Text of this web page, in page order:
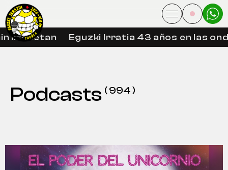
Eguzki Irratia 43 años en las
Podcasts ( 994 )